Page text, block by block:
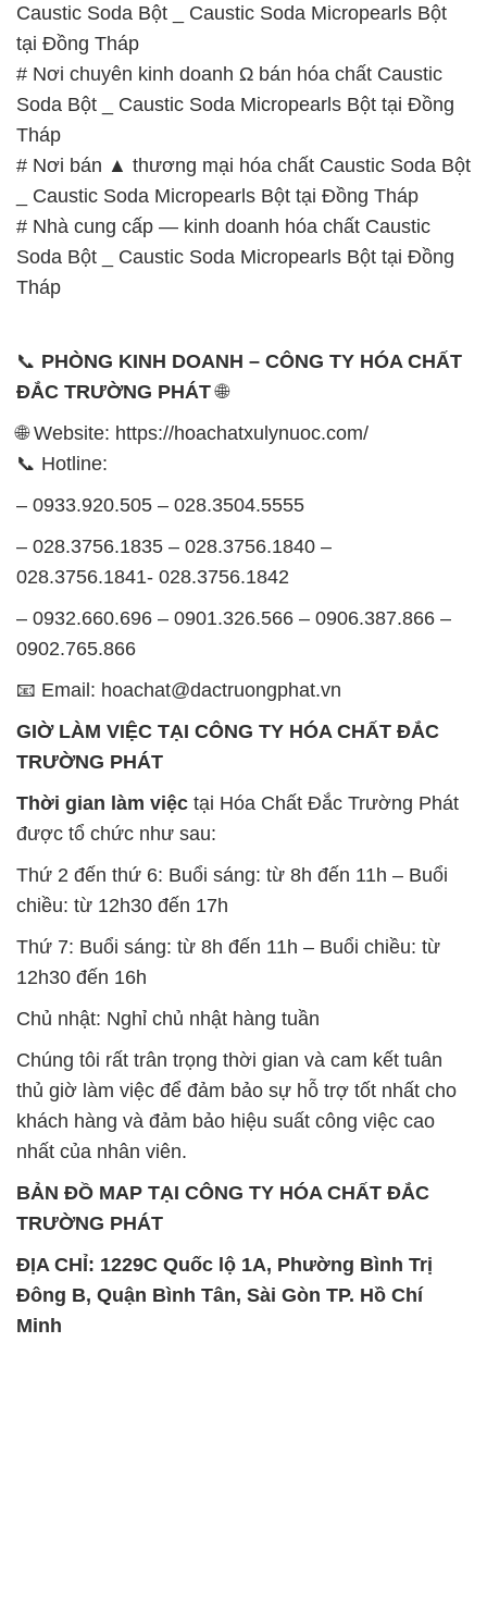
Caustic Soda Bột _ Caustic Soda Micropearls Bột
tại Đồng Tháp
# Nơi chuyên kinh doanh Ω bán hóa chất Caustic
Soda Bột _ Caustic Soda Micropearls Bột tại Đồng
Tháp
# Nơi bán ▲ thương mại hóa chất Caustic Soda Bột
_ Caustic Soda Micropearls Bột tại Đồng Tháp
# Nhà cung cấp — kinh doanh hóa chất Caustic
Soda Bột _ Caustic Soda Micropearls Bột tại Đồng
Tháp
📞 PHÒNG KINH DOANH – CÔNG TY HÓA CHẤT
ĐẮC TRƯỜNG PHÁT🌐
🌐 Website: https://hoachatxulynuoc.com/
📞 Hotline:
– 0933.920.505 – 028.3504.5555
– 028.3756.1835 – 028.3756.1840 –
028.3756.1841- 028.3756.1842
– 0932.660.696 – 0901.326.566 – 0906.387.866 –
0902.765.866
📧 Email: hoachat@dactruongphat.vn
GIỜ LÀM VIỆC TẠI CÔNG TY HÓA CHẤT ĐẮC
TRƯỜNG PHÁT
Thời gian làm việc tại Hóa Chất Đắc Trường Phát
được tổ chức như sau:
Thứ 2 đến thứ 6: Buổi sáng: từ 8h đến 11h – Buổi
chiều: từ 12h30 đến 17h
Thứ 7: Buổi sáng: từ 8h đến 11h – Buổi chiều: từ
12h30 đến 16h
Chủ nhật: Nghỉ chủ nhật hàng tuần
Chúng tôi rất trân trọng thời gian và cam kết tuân
thủ giờ làm việc để đảm bảo sự hỗ trợ tốt nhất cho
khách hàng và đảm bảo hiệu suất công việc cao
nhất của nhân viên.
BẢN ĐỒ MAP TẠI CÔNG TY HÓA CHẤT ĐẮC
TRƯỜNG PHÁT
ĐỊA CHỈ: 1229C Quốc lộ 1A, Phường Bình Trị
Đông B, Quận Bình Tân, Sài Gòn TP. Hồ Chí
Minh